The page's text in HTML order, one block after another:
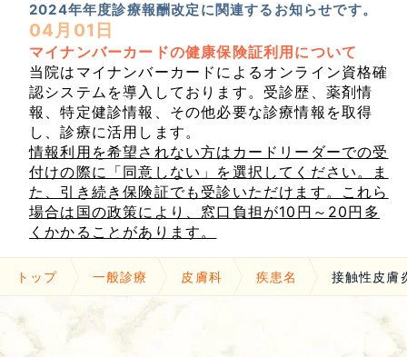
2024年年度診療報酬改定に関連するお知らせです。
04月01日
マイナンバーカードの健康保険証利用について
当院はマイナンバーカードによるオンライン資格確
認システムを導入しております。受診歴、薬剤情
報、特定健診情報、その他必要な診療情報を取得
し、診療に活用します。
情報利用を希望されない方はカードリーダーでの受
付けの際に「同意しない」を選択してください。ま
た、引き続き保険証でも受診いただけます。これら
場合は国の政策により、窓口負担が10円～20円多
くかかることがあります。
トップ 一般診療 皮膚科 疾患名 接触性皮膚